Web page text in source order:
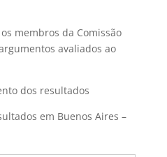
membros da Comissão
avaliados ao
dos resultados
em Buenos Aires –